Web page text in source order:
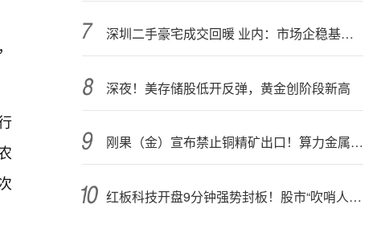
深圳二手豪宅成交回暖 业内：市场企稳基础仍需夯实
深夜！美存储股低开反弹，黄金创阶段新高
刚果（金）宣布禁止铜精矿出口！算力金属影响多大？
红板科技开盘9分钟强势封板！股市“吹哨人”突然改口！市场风向变了？